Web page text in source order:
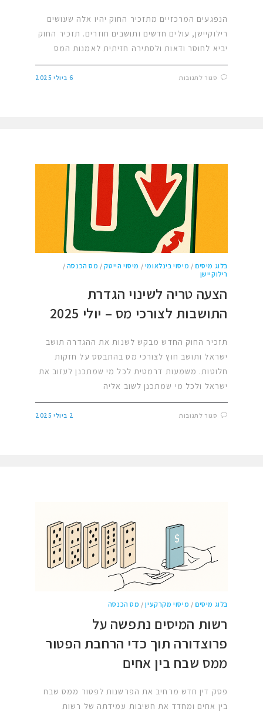
הנפגעים המרכזיים מתזכיר החוק יהיו אלה שעושים
רילוקיישן, עולים חדשים ותושבים חוזרים. תזכיר החוק
יביא לחוסר ודאות ולסתירה חזיתית לאמנות המס
סגור לתגובות 6 ביולי 2025
בלוג מיסים / מיסוי בינלאומי / מיסוי הייטק/ מס הכנסה /
רילוקיישן
הצעה טריה לשינוי הגדרת
התושבות לצורכי מס – יולי 2025
תזכיר החוק החדש מבקש לשנות את ההגדרה תושב
ישראל ותושב חוץ לצורכי מס בהתבסס על חזקות
חלוטות. משמעות דרמטית לכל מי שמתכנן לעזוב את
ישראל ולכל מי שמתכנן לשוב אליה
סגור לתגובות 2 ביולי 2025
בלוג מיסים / מיסוי מקרקעין/ מס הכנסה
רשות המיסים נתפשה על
פרוצדורה תוך כדי הרחבת הפטור
ממס שבח בין אחים
פסק דין חדש מרחיב את הפרשנות לפטור ממס שבח
בין אחים ומחדד את חשיבות עמידתה של רשות